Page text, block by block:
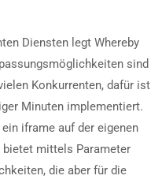
Diensten legt Whereby
sind
Konkurrenten, dafür ist
Minuten implementiert.
iframe auf der eigenen
bietet mittels Parameter
die aber für die